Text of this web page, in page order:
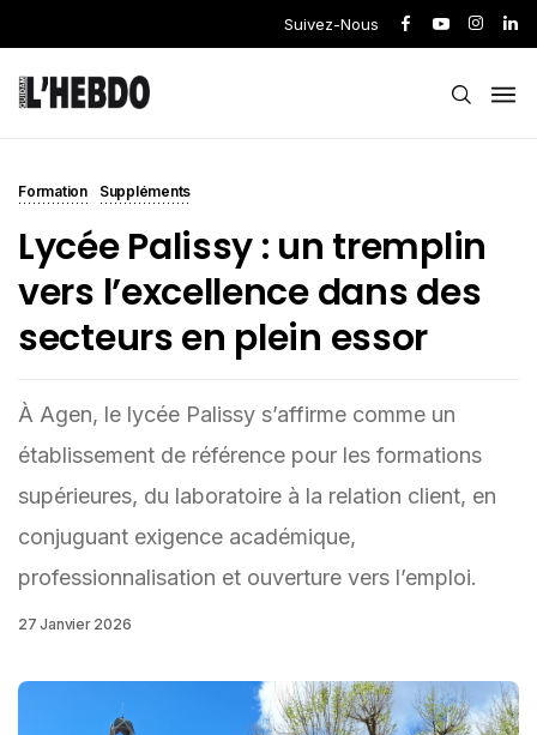
Suivez-Nous
Formation Suppléments
Lycée Palissy : un tremplin
vers l’excellence dans des
secteurs en plein essor
À Agen, le lycée Palissy s’affirme comme un
établissement de référence pour les formations
supérieures, du laboratoire à la relation client, en
conjuguant exigence académique,
professionnalisation et ouverture vers l’emploi.
27 Janvier 2026